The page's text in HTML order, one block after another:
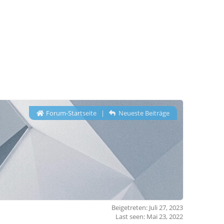
Forum-Startseite| Neueste Beiträge
Beigetreten: Juli 27, 2023
Last seen: Mai 23, 2022